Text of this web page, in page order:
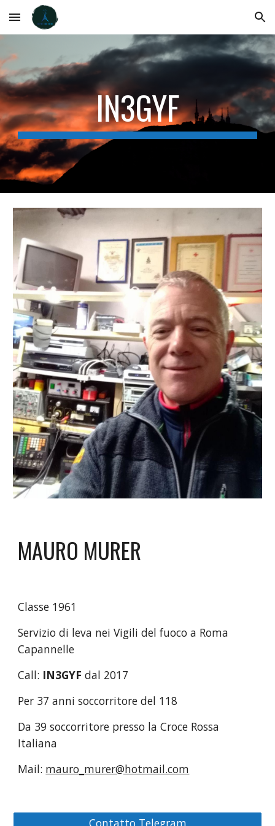
Skip to main content Skip to navigation
IN3GYF
MAURO MURER
Classe 1961
Servizio di leva nei Vigili del fuoco a Roma
Capannelle
Call: IN3GYF dal 2017
Per 37 anni soccorritore del 118
Da 39 soccorritore presso la Croce Rossa
Italiana
Mail: mauro_murer@hotmail.com
Contatto Telegram